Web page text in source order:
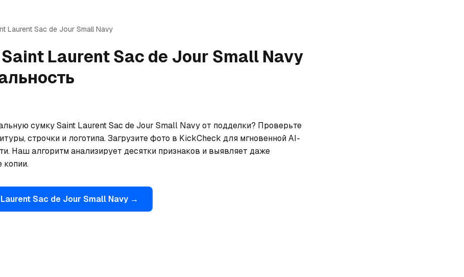
Laurent Sac de Jour Small Navy
Saint LaurentSac de Jour Small Navy
сумку Saint Laurent Sac de Jour Small Navy от подделки? Проверьте
строчки и логотипа. Загрузите фото в KickCheck для мгновенной AI-
Наш алгоритм анализирует десятки признаков и выявляет даже
копии.
Sac de Jour Small Navy →